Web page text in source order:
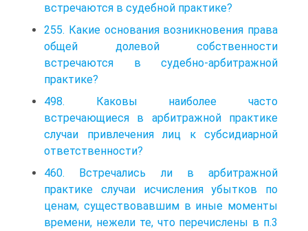
встречаются в судебной практике?
255. Какие основания возникновения права
общей долевой собственности
встречаются в судебно-арбитражной
практике?
498. Каковы наиболее часто
встречающиеся в арбитражной практике
случаи привлечения лиц к субсидиарной
ответственности?
460. Встречались ли в арбитражной
практике случаи исчисления убытков по
ценам, существовавшим в иные моменты
времени, нежели те, что перечислены в п.3